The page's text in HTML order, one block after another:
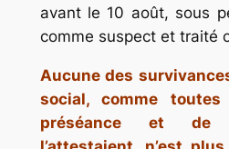
avant le 10 août, sous
comme suspect et traité
Aucune des
social, comme
préséance et de